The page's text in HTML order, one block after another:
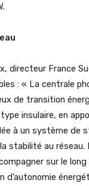
directeur France
: « La centrale
de transition
insulaire, en
à un système de
stabilité au réseau.
sur le
d’autonomie